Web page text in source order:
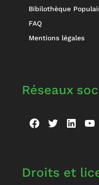
Bibilothèque
FAQ
Mentions légales
Réseaux
Facebook
Twitter
Droits et